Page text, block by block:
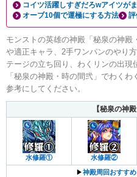
コイツ活躍しすぎだろwアイツが
オーブ10個で運極にする方法
モンストの英雄の神殿「秘泉の神
や適正キャラ、2手ワンパンのやり
テージの立ち回り、わくリンの出現
「秘泉の神殿・時の間弐」でわく
参考にしてください。
【秘泉の神
水修羅① 水修羅②
▶︎神殿周回おすす